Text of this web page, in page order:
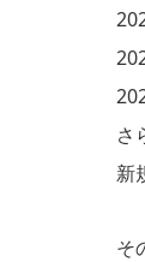
さ
新
そ